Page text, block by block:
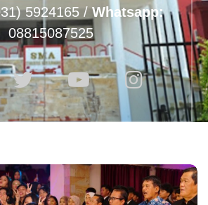
5924165 /Whatsapp:
08815087525